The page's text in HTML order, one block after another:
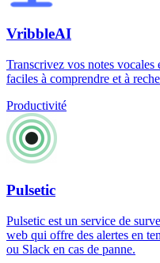
VribbleAI
Transcrivez vos notes vocales
faciles à comprendre et à
Productivité
Pulsetic
Pulsetic est un service de
web qui offre des alertes en
ou Slack en cas de panne.